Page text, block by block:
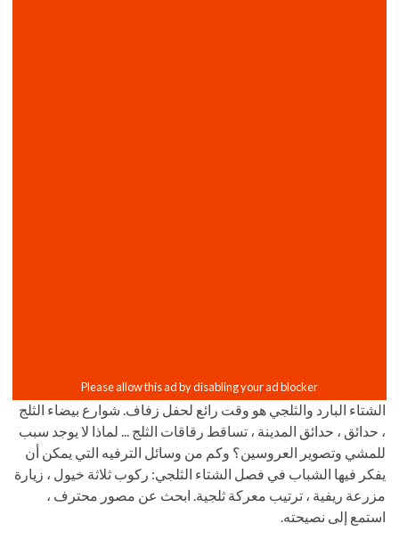
الشتاء البارد والثلجي هو وقت رائع لحفل زفاف. شوارع بيضاء الثلج
، حدائق ، حدائق المدينة ، تساقط رقاقات الثلج ... لماذا لا يوجد سبب
للمشي وتصوير العروسين؟ وكم من وسائل الترفيه التي يمكن أن
يفكر فيها الشباب في فصل الشتاء الثلجي: ركوب ثلاثة خيول ، زيارة
مزرعة ريفية ، ترتيب معركة ثلجية. ابحث عن مصور محترف ،
استمع إلى نصيحته.